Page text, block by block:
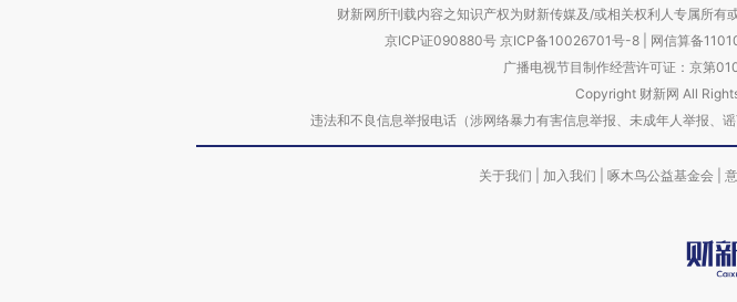
财新网所刊载内容之知识产权为财新传媒及/或相关权利人专属所有
京ICP证090880号 京ICP备10026701号-8 网信算备
广播电视节目制作经营许可证：京第
Copyright 财新网 All
违法和不良信息举报电话（涉网络暴力有害信息举报、未成年人举报
关于我们 加入我们 啄木鸟公益基金会